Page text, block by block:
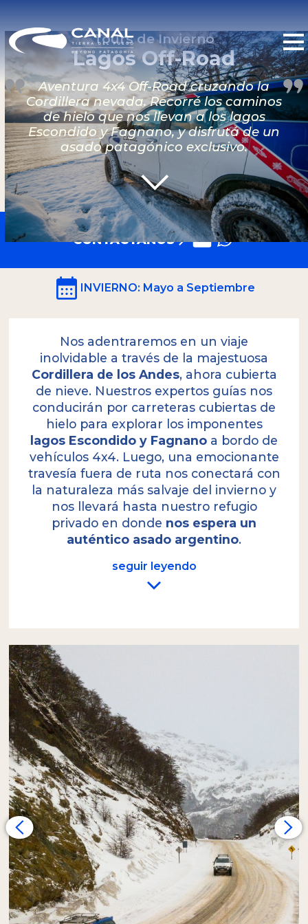
Tours de Invierno
Lagos Off-Road
Aventura 4x4 Off-Road cruzando la
Cordillera nevada. Recorré los caminos
de hielo que nos llevan a los lagos
Escondido y Fagnano, y disfrutá de un
asado patagónico exclusivo.
CONTACTANOS
INVIERNO: Mayo a Septiembre
Nos adentraremos en un viaje
inolvidable a través de la majestuosa
Cordillera de los Andes, ahora cubierta
de nieve. Nuestros expertos guías nos
conducirán por carreteras cubiertas de
hielo para explorar los imponentes
lagos Escondido y Fagnano a bordo de
vehículos 4x4. Luego, una emocionante
travesía fuera de ruta nos conectará con
la naturaleza más salvaje del invierno y
nos llevará hasta nuestro refugio
privado en donde nos espera un
auténtico asado argentino.
seguir leyendo
Nuestra travesía 4x4 comienza con la salida
desde el hotel en Ushuaia, adentrándonos en
un imponente valle glaciario cubierto de
nieve. La primera etapa del viaje culmina en el
Paso Garibaldi
atraviesa el majestuoso encadenamiento de
losAndes Fueguinos
elevado de la Cordillera, tendremos una vista
privilegiada de las cumbres nevadas y del
Lago Escondido, una pequeña maravilla
natural que más tarde recorreremos de Sur a
Norte a lo largo de la Ruta Nacional 3.
Cerca del extremo norte delLago
Escondido, abandonaremos el asfalto para
iniciar un emocionante recorrido off-road. Nos
aventuraremos por los antiguos caminos de
un aserradero, cubiertos de nieve y hielo, que
pronto se transforman en desafiantes
senderos intransitables para vehículos